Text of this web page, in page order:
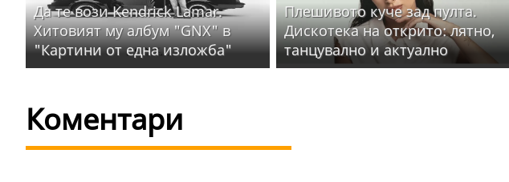
Да те вози Kendrick Lamar.
Хитовият му албум "GNX" в
"Картини от една изложба"
Плешивото куче зад пулта.
Дискотека на открито: лятно,
танцувално и актуално
Коментари